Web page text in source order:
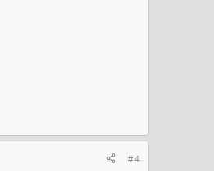
#4